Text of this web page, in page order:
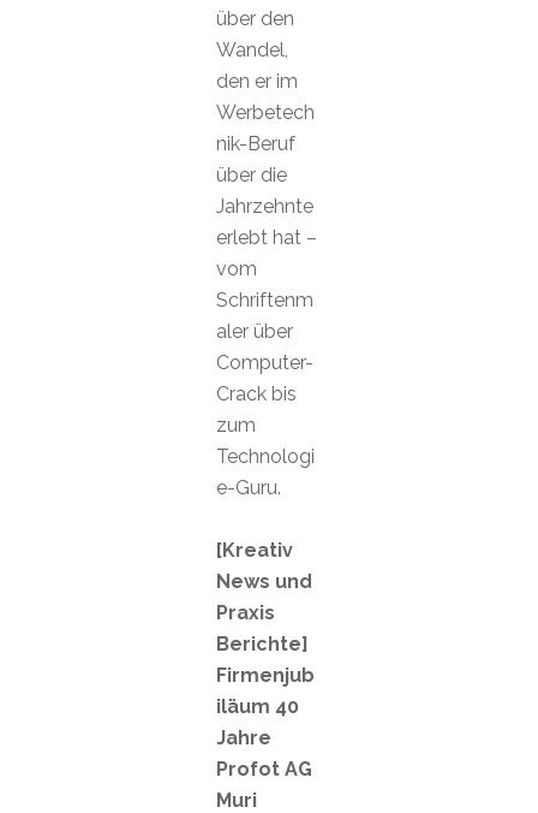
über den
Wandel,
den er im
Werbetech
nik-Beruf
über die
Jahrzehnte
erlebt hat –
vom
Schriftenm
aler über
Computer-
Crack bis
zum
Technologi
e-Guru.
[Kreativ
News und
Praxis
Berichte]
Firmenjub
iläum 40
Jahre
Profot AG
Muri